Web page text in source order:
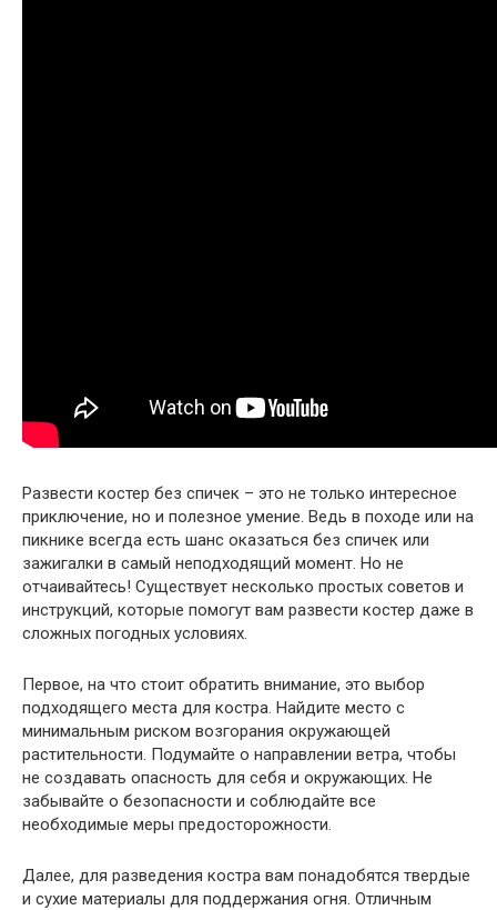
Развести костер без спичек – это не только интересное
приключение, но и полезное умение. Ведь в походе или на
пикнике всегда есть шанс оказаться без спичек или
зажигалки в самый неподходящий момент. Но не
отчаивайтесь! Существует несколько простых советов и
инструкций, которые помогут вам развести костер даже в
сложных погодных условиях.
Первое, на что стоит обратить внимание, это выбор
подходящего места для костра. Найдите место с
минимальным риском возгорания окружающей
растительности. Подумайте о направлении ветра, чтобы
не создавать опасность для себя и окружающих. Не
забывайте о безопасности и соблюдайте все
необходимые меры предосторожности.
Далее, для разведения костра вам понадобятся твердые
и сухие материалы для поддержания огня. Отличным